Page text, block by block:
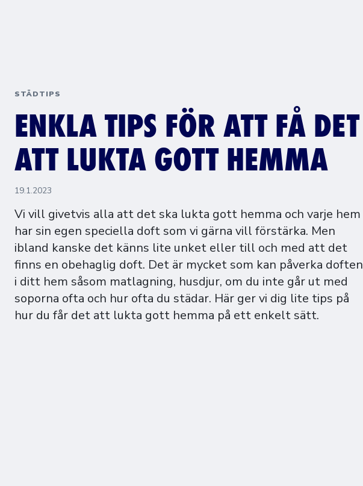
STÄDTIPS
ENKLA TIPS FÖR ATT FÅ DET
ATT LUKTA GOTT HEMMA
19.1.2023
Vi vill givetvis alla att det ska lukta gott hemma och varje hem
har sin egen speciella doft som vi gärna vill förstärka. Men
ibland kanske det känns lite unket eller till och med att det
finns en obehaglig doft. Det är mycket som kan påverka doften
i ditt hem såsom matlagning, husdjur, om du inte går ut med
soporna ofta och hur ofta du städar. Här ger vi dig lite tips på
hur du får det att lukta gott hemma på ett enkelt sätt.